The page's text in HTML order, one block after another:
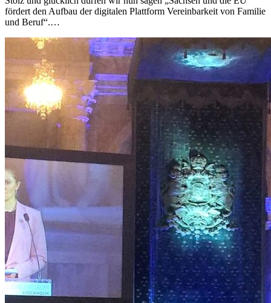
fördert den Aufbau der digitalen Plattform Vereinbarkeit von Familie
und Beruf“.…